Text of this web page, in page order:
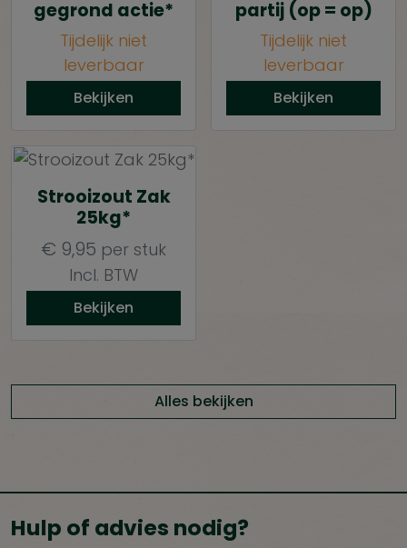
gegrond actie*
Tijdelijk niet
leverbaar
Bekijken
partij (op = op)
Tijdelijk niet
leverbaar
Bekijken
Strooizout Zak
25kg*
€ 9,95 per stuk
Incl. BTW
Bekijken
Alles bekijken
Hulp of advies nodig?